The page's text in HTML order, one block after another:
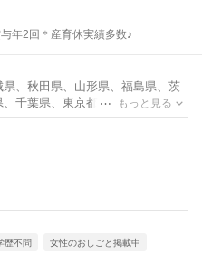
年2回＊産育休実績多数♪
、秋田県、山形県、福島県、茨
千葉県、東京都、神奈川県、富
山梨県、長野県、岐阜県、静岡
都府、大阪府、兵庫県、奈良
広島県、山口県、徳島県、香川
賀県、長崎県、熊本県、大分
もっと見る
歴不問 女性のおしごと掲載中